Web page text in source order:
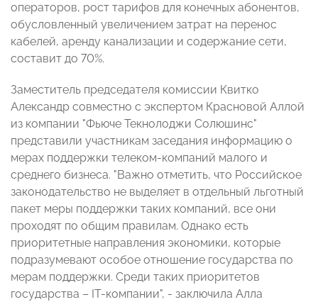
операторов, рост тарифов для конечных абонентов,
обусловленный увеличением затрат на перенос
кабелей, аренду канализации и содержание сети,
составит до 70%.
Заместитель председателя комиссии Квитко
Александр совместно с экспертом Красновой Аллой
из компании "Фьюче Текнолоджи Солюшинс"
представили участникам заседания информацию о
мерах поддержки телеком-компаний малого и
среднего бизнеса. "Важно отметить, что Российское
законодательство не выделяет в отдельный льготный
пакет меры поддержки таких компаний, все они
проходят по общим правилам. Однако есть
приоритетные направления экономики, которые
подразумевают особое отношение государства по
мерам поддержки. Среди таких приоритетов
государства – IT-компании", - заключила Алла